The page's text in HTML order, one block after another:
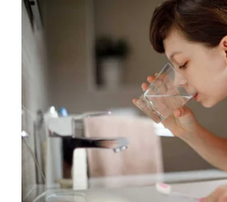
SUMEDANG
CIANJUR
WN
KEPULAUAN
SERIBU